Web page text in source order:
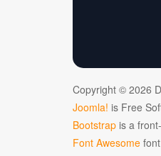
Copyright © 2026
Joomla! is Free
Bootstrap is a
Font Awesome